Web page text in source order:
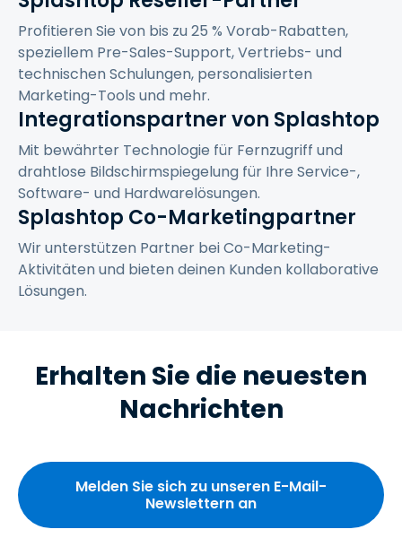
Profitieren Sie von bis zu 25 % Vorab-Rabatten,
speziellem Pre-Sales-Support, Vertriebs- und
technischen Schulungen, personalisierten
Marketing-Tools und mehr.
Integrationspartner von Splashtop
Mit bewährter Technologie für Fernzugriff und
drahtlose Bildschirmspiegelung für Ihre Service-,
Software- und Hardwarelösungen.
Splashtop Co-Marketingpartner
Wir unterstützen Partner bei Co-Marketing-
Aktivitäten und bieten deinen Kunden kollaborative
Lösungen.
Erhalten Sie die neuesten
Nachrichten
Melden Sie sich zu unseren E-Mail-
Newslettern an